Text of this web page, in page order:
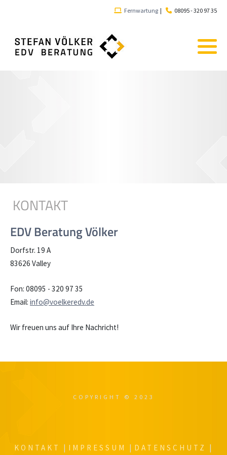
Fernwartung | 08095 - 320 97 35
KONTAKT
EDV Beratung Völker
Dorfstr. 19 A
83626 Valley
Fon: 08095 - 320 97 35
Email: info@voelkeredv.de
Wir freuen uns auf Ihre Nachricht!
COPYRIGHT © 2023
KONTAKT | IMPRESSUM | DATENSCHUTZ |